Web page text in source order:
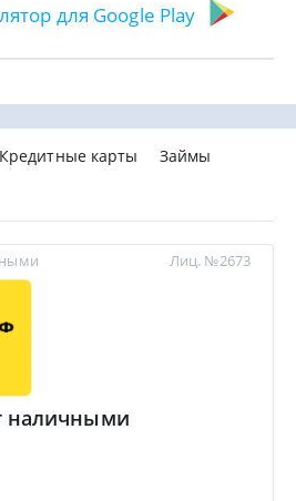
для Google Play
Кредитные карты Займы
наличными
Лиц. №2673